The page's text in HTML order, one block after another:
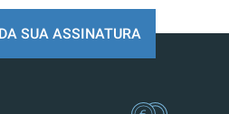
SUA ASSINATURA